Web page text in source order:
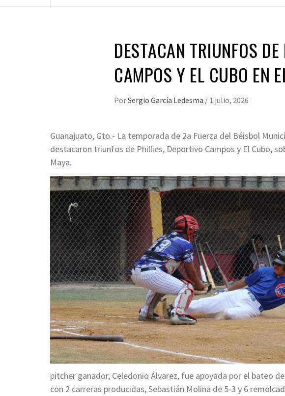
DESTACAN TRIUNFOS
CAMPOS Y EL CUBO EN
PorSergio García Ledesma / 1 julio, 2026
Guanajuato, Gto.- La temporada de 2a Fuerza del Béisbol
destacaron triunfos de Phillies, Deportivo Campos y El Cubo,
Maya.
pitcher ganador, Celedonio Álvarez, fue apoyada por el bateo
con 2 carreras producidas, Sebastián Molina de 5-3 y 6